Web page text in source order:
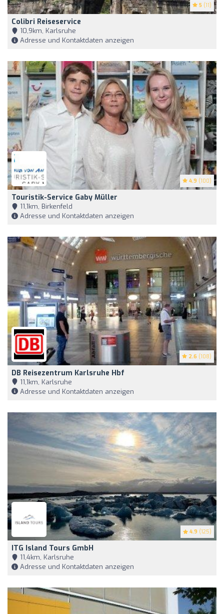
5 (11)
Colibri Reiseservice
10,9km, Karlsruhe
Adresse und Kontaktdaten anzeigen
4.9 (100)
Touristik-Service Gaby Müller
11,1km, Birkenfeld
Adresse und Kontaktdaten anzeigen
2.6 (108)
DB Reisezentrum Karlsruhe Hbf
11,1km, Karlsruhe
Adresse und Kontaktdaten anzeigen
4.9 (125)
ITG Island Tours GmbH
11,4km, Karlsruhe
Adresse und Kontaktdaten anzeigen